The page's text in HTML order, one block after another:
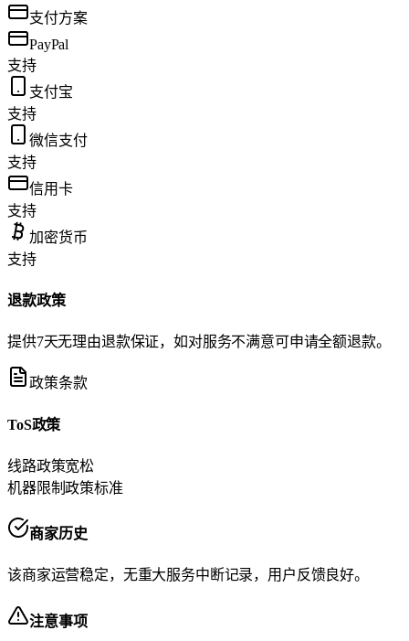
支付方案
PayPal
支持
支付宝
支持
微信支付
支持
信用卡
支持
加密货币
支持
退款政策
提供7天无理由退款保证，如对服务不满意可申请全额退款。
政策条款
ToS政策
线路政策宽松
机器限制政策标准
商家历史
该商家运营稳定，无重大服务中断记录，用户反馈良好。
注意事项